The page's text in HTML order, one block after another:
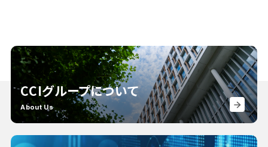
CCIグループについて
About Us